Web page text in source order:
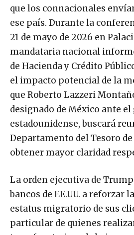
que los connacionales
ese país. Durante la
21 de mayo de 2026 en
mandataria nacional
de Hacienda y Crédito
el impacto potencial de la
que Roberto Lazzeri
designado de México ante
estadounidense, buscará
Departamento del Tesoro de
obtener mayor claridad
La orden ejecutiva de
bancos de EE.UU. a reforzar
estatus migratorio de sus
particular de quienes